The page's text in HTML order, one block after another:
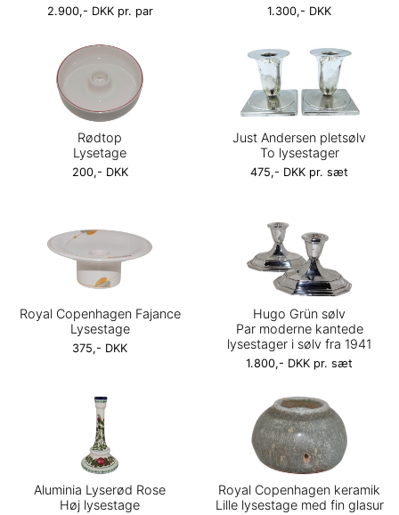
2.900,- DKK pr. par 1.300,- DKK
Rødtop
Lysetage
200,- DKK
Just Andersen pletsølv
To lysestager
475,- DKK pr. sæt
Royal Copenhagen Fajance
Lysestage
375,- DKK
Hugo Grün sølv
Par moderne kantede
lysestager i sølv fra 1941
1.800,- DKK pr. sæt
Aluminia Lyserød Rose
Høj lysestage
Royal Copenhagen keramik
Lille lysestage med fin glasur